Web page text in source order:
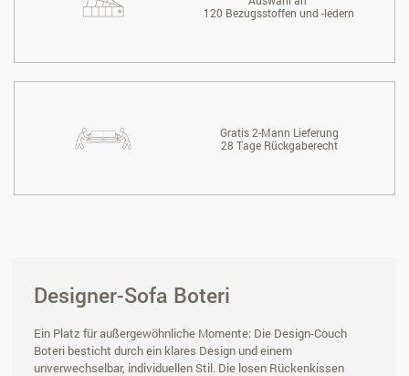
120 Bezugsstoffen und -ledern
Gratis 2-Mann Lieferung
28 Tage Rückgaberecht
Designer-Sofa Boteri
Ein Platz für außergewöhnliche Momente: Die Design-Couch
Boteri besticht durch ein klares Design und einem
unverwechselbar, individuellen Stil. Die losen Rückenkissen